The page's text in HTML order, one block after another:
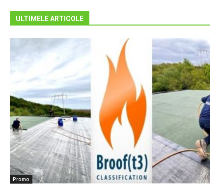
ULTIMELE ARTICOLE
Promo